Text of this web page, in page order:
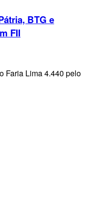
BTG e
FII
Faria Lima 4.440 pelo